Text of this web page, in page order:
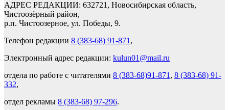
АДРЕС РЕДАКЦИИ: 632721, Новосибирская область,
Чистоозёрный район,
р.п. Чистоозерное, ул. Победы, 9.
Телефон редакции 8 (383-68) 91-871 ,
Электронный адрес редакции: kulun01@mail.ru
отдела по работе с читателями 8 (383-68)91-871 , 8 (383-68) 91-
332,
отдел рекламы 8 (383-68) 97-296.